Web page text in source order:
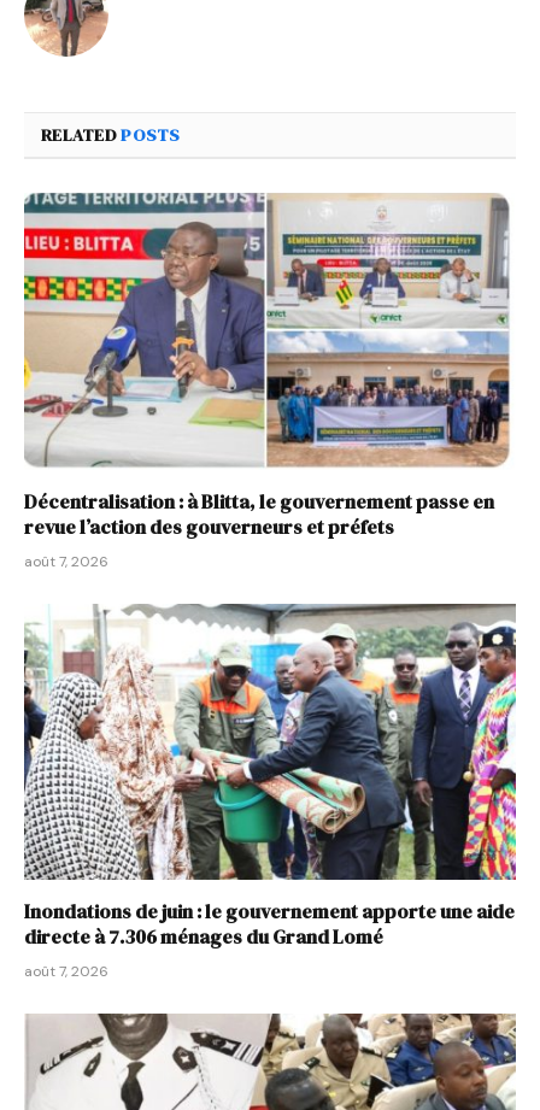
RELATEDPOSTS
Décentralisation : à Blitta, le gouvernement passe en
revue l’action des gouverneurs et préfets
août 7, 2026
Inondations de juin : le gouvernement apporte une aide
directe à 7.306 ménages du Grand Lomé
août 7, 2026